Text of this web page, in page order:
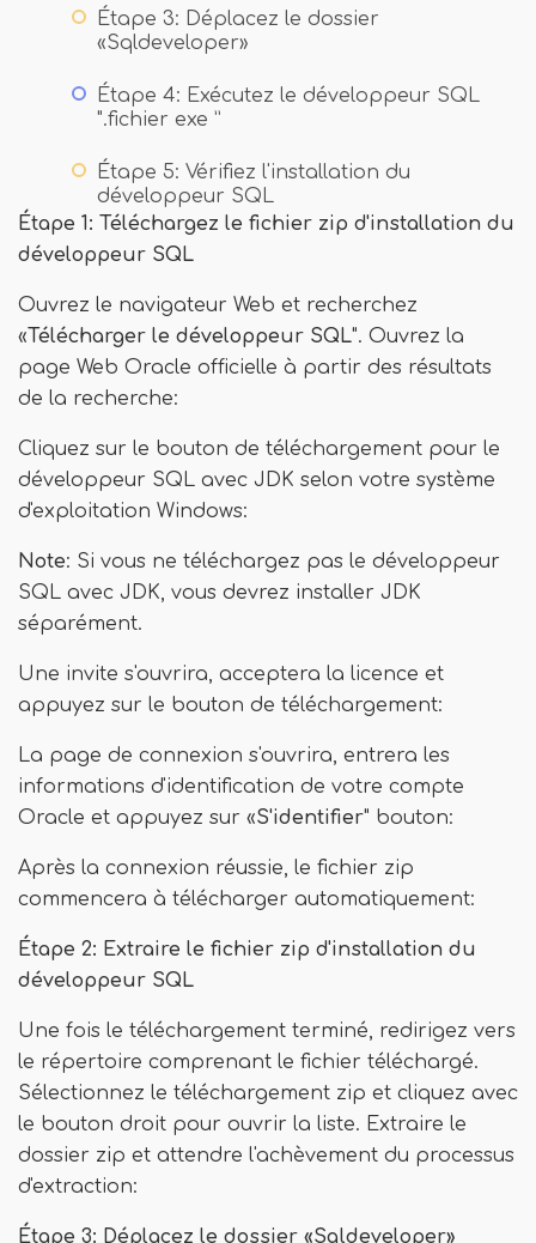
Étape 3: Déplacez le dossier
«Sqldeveloper»
Étape 4: Exécutez le développeur SQL
".fichier exe ”
Étape 5: Vérifiez l'installation du
développeur SQL
Étape 1: Téléchargez le fichier zip d'installation du
développeur SQL
Ouvrez le navigateur Web et recherchez
«Télécharger le développeur SQL". Ouvrez la
page Web Oracle officielle à partir des résultats
de la recherche:
Cliquez sur le bouton de téléchargement pour le
développeur SQL avec JDK selon votre système
d'exploitation Windows:
Note: Si vous ne téléchargez pas le développeur
SQL avec JDK, vous devrez installer JDK
séparément.
Une invite s'ouvrira, acceptera la licence et
appuyez sur le bouton de téléchargement:
La page de connexion s'ouvrira, entrera les
informations d'identification de votre compte
Oracle et appuyez sur «S'identifier" bouton:
Après la connexion réussie, le fichier zip
commencera à télécharger automatiquement:
Étape 2: Extraire le fichier zip d'installation du
développeur SQL
Une fois le téléchargement terminé, redirigez vers
le répertoire comprenant le fichier téléchargé.
Sélectionnez le téléchargement zip et cliquez avec
le bouton droit pour ouvrir la liste. Extraire le
dossier zip et attendre l'achèvement du processus
d'extraction:
Étape 3: Déplacez le dossier «Sqldeveloper»